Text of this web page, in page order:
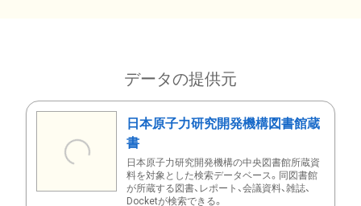
データの提供元
日本原子力研究開発機構図書館蔵
書
日本原子力研究開発機構の中央図書館所蔵資
料を対象とした検索データベース。同図書館
が所蔵する図書、レポート、会議資料、雑誌、
Docketが検索できる。